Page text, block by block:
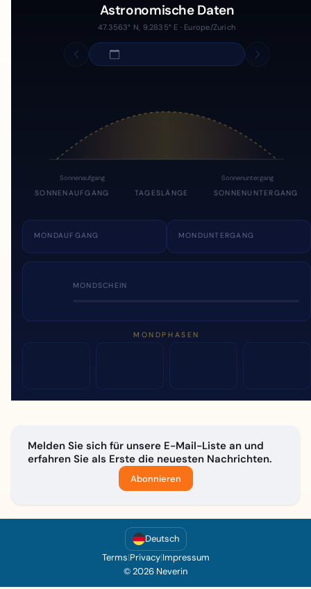
Astronomische Daten
47.3563° N, 9.2835° E · Europe/Zurich
Sonnenaufgang Sonnenuntergang
SONNENAUFGANG TAGESLÄNGE SONNENUNTERGANG
MONDAUFGANG MONDUNTERGANG
MONDSCHEIN
MONDPHASEN
Melden Sie sich für unsere E-Mail-Liste an und
erfahren Sie als Erste die neuesten Nachrichten.
Abonnieren
Deutsch
Terms|Privacy|Impressum
© 2026 Neverin